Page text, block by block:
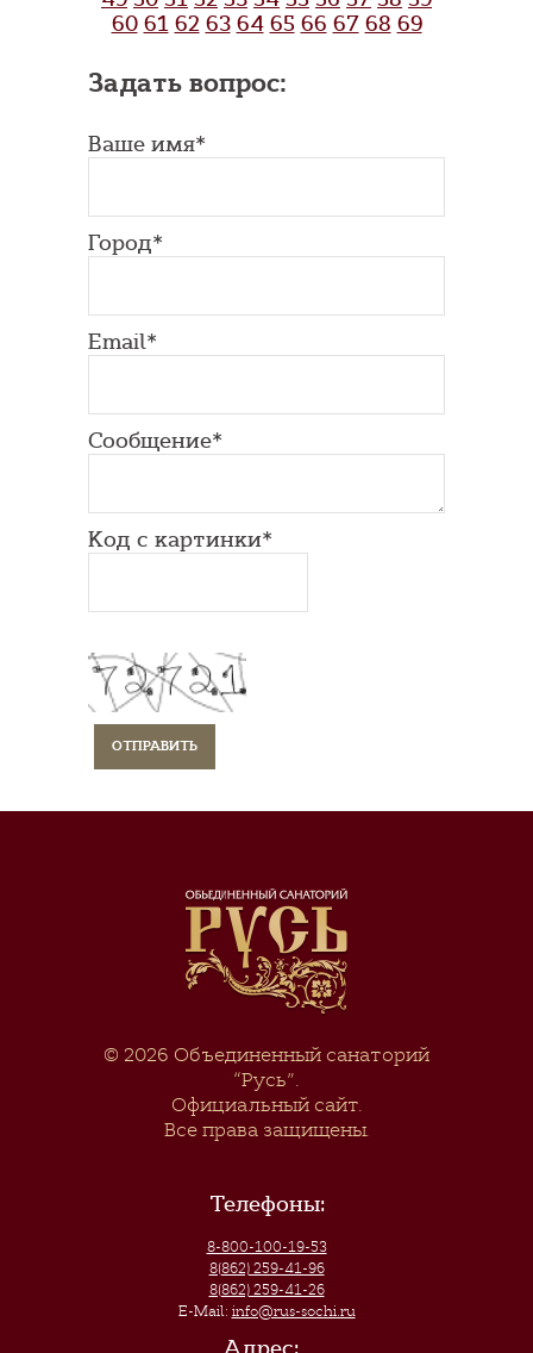
60 61 62 63 64 65 66 67 68 69
Задать вопрос:
Ваше имя*
Город*
Email*
Сообщение*
Код с картинки*
© 2026 Объединенный санаторий
“Русь”.
Официальный сайт.
Все права защищены.
Телефоны:
8-800-100-19-53
8(862) 259-41-96
8(862) 259-41-26
E-Mail: info@rus-sochi.ru